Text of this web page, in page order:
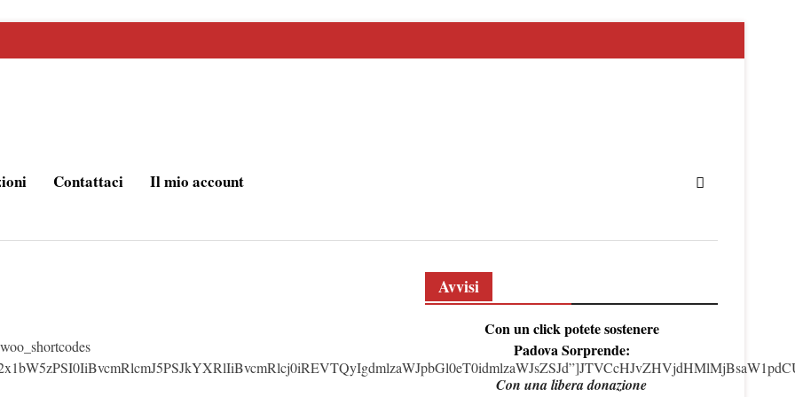
Contattaci Il mio account
Avvisi
Con un click potete sostenere
Padova Sorprende:
Con una libera donazione